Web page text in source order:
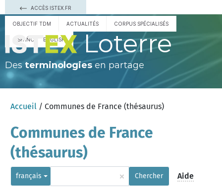
ACCÈS ISTEX.FR
OBJECTIF TDM ACTUALITÉS CORPUS SPÉCIALISÉS
ESPAÑOL ENGLISH Loterre
Des terminologies en partage
Accueil / Communes de France (thésaurus)
Communes de France
(thésaurus)
français × Chercher Aide